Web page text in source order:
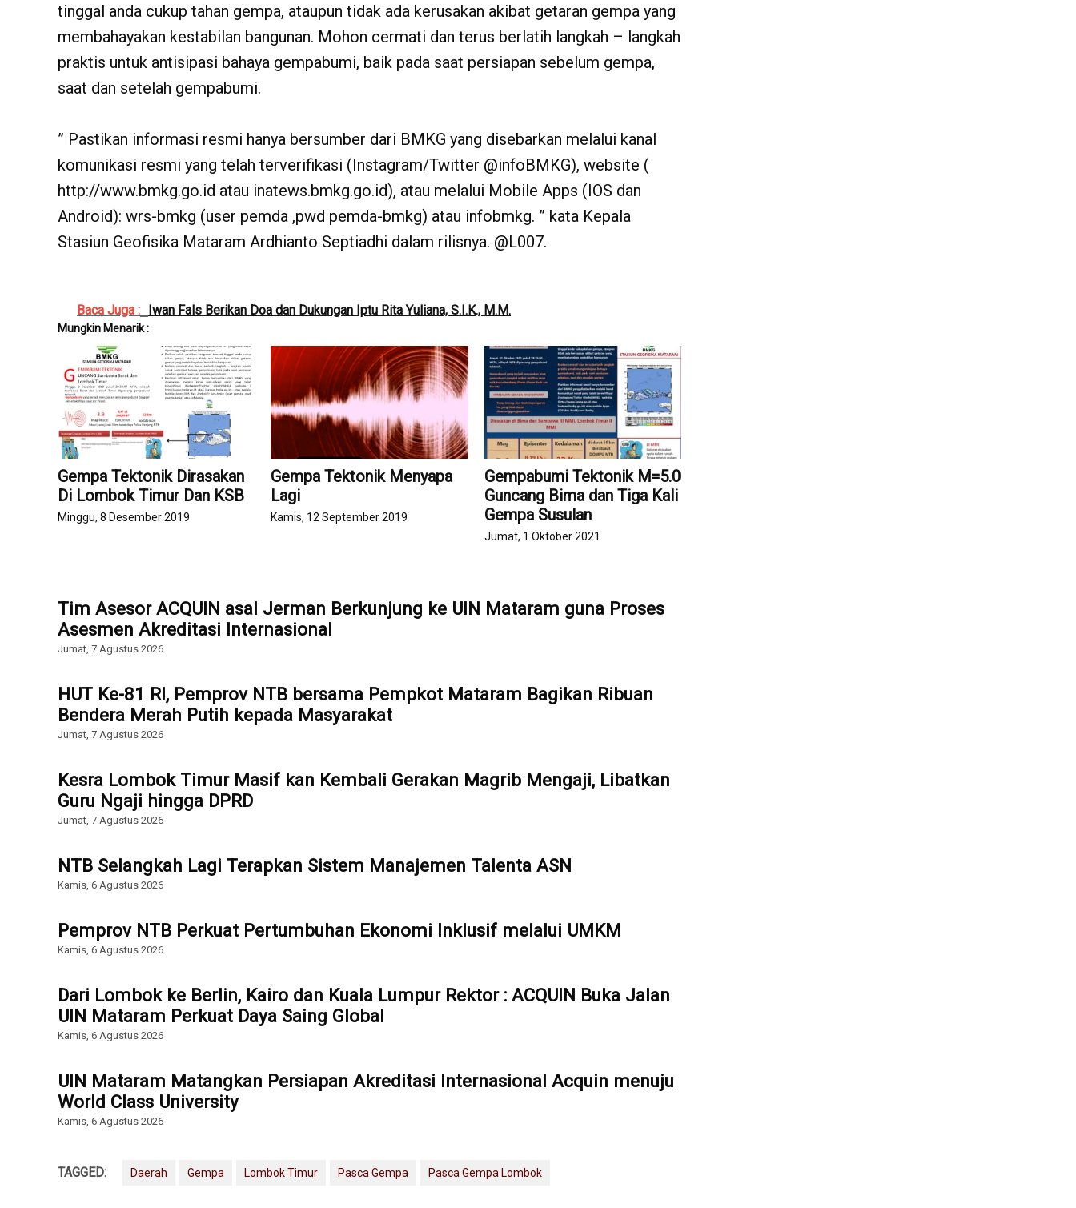
tinggal anda cukup tahan gempa, ataupun tidak ada kerusakan akibat getaran gempa yang
membahayakan kestabilan bangunan. Mohon cermati dan terus berlatih langkah – langkah
praktis untuk antisipasi bahaya gempabumi, baik pada saat persiapan sebelum gempa,
saat dan setelah gempabumi.
” Pastikan informasi resmi hanya bersumber dari BMKG yang disebarkan melalui kanal
komunikasi resmi yang telah terverifikasi (Instagram/Twitter @infoBMKG), website (
http://www.bmkg.go.id atau inatews.bmkg.go.id), atau melalui Mobile Apps (IOS dan
Android): wrs-bmkg (user pemda ,pwd pemda-bmkg) atau infobmkg. ” kata Kepala
Stasiun Geofisika Mataram Ardhianto Septiadhi dalam rilisnya. @L007.
Baca Juga : Iwan Fals Berikan Doa dan Dukungan Iptu Rita Yuliana, S.I.K., M.M.
Mungkin Menarik :
Gempa Tektonik Dirasakan
Di Lombok Timur Dan KSB
Minggu, 8 Desember 2019
Gempa Tektonik Menyapa
Lagi
Kamis, 12 September 2019
Gempabumi Tektonik M=5.0
Guncang Bima dan Tiga Kali
Gempa Susulan
Jumat, 1 Oktober 2021
Tim Asesor ACQUIN asal Jerman Berkunjung ke UIN Mataram guna Proses
Asesmen Akreditasi Internasional
Jumat, 7 Agustus 2026
HUT Ke-81 RI, Pemprov NTB bersama Pempkot Mataram Bagikan Ribuan
Bendera Merah Putih kepada Masyarakat
Jumat, 7 Agustus 2026
Kesra Lombok Timur Masif kan Kembali Gerakan Magrib Mengaji, Libatkan
Guru Ngaji hingga DPRD
Jumat, 7 Agustus 2026
NTB Selangkah Lagi Terapkan Sistem Manajemen Talenta ASN
Kamis, 6 Agustus 2026
Pemprov NTB Perkuat Pertumbuhan Ekonomi Inklusif melalui UMKM
Kamis, 6 Agustus 2026
Dari Lombok ke Berlin, Kairo dan Kuala Lumpur Rektor : ACQUIN Buka Jalan
UIN Mataram Perkuat Daya Saing Global
Kamis, 6 Agustus 2026
UIN Mataram Matangkan Persiapan Akreditasi Internasional Acquin menuju
World Class University
Kamis, 6 Agustus 2026
TAGGED: Daerah Gempa Lombok Timur Pasca Gempa Pasca Gempa Lombok